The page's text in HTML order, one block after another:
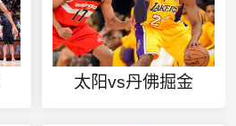
太阳vs丹佛掘金